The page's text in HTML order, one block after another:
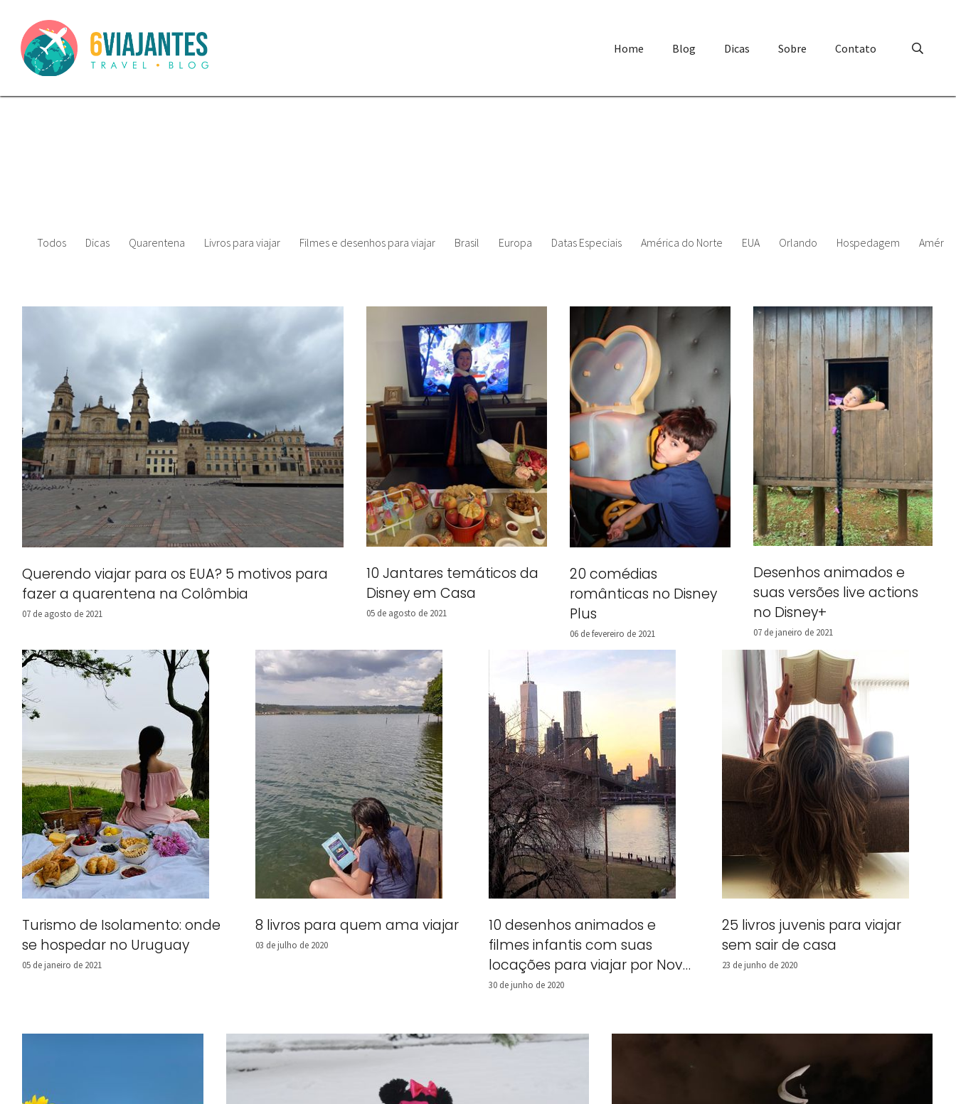
Home Blog Dicas Sobre Contato
Todos Dicas Quarentena Livros para viajar Filmes e desenhos para viajar Brasil Europa Datas Especiais América do Norte EUA Orlando Hospedagem
Querendo viajar para os EUA? 5 motivos para
fazer a quarentena na Colômbia
07 de agosto de 2021
10 Jantares temáticos da
Disney em Casa
05 de agosto de 2021
20 comédias
românticas no Disney
Plus
06 de fevereiro de 2021
Desenhos animados e
suas versões live actions
no Disney+
07 de janeiro de 2021
Turismo de Isolamento: onde
se hospedar no Uruguay
05 de janeiro de 2021
8 livros para quem ama viajar
03 de julho de 2020
10 desenhos animados e
filmes infantis com suas
locações para viajar por Nova
York!
30 de junho de 2020
25 livros juvenis para viajar
sem sair de casa
23 de junho de 2020